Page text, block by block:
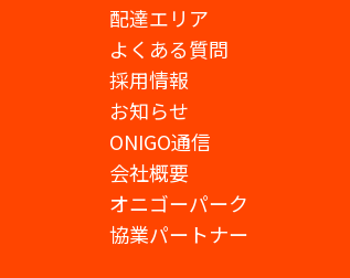
配達エリア
よくある質問
採用情報
お知らせ
ONIGO通信
会社概要
オニゴーパーク
協業パートナー